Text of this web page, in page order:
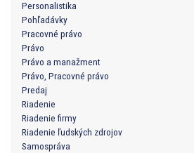
Personalistika
Pohľadávky
Pracovné právo
Právo
Právo a manažment
Právo, Pracovné právo
Predaj
Riadenie
Riadenie firmy
Riadenie ľudských zdrojov
Samospráva